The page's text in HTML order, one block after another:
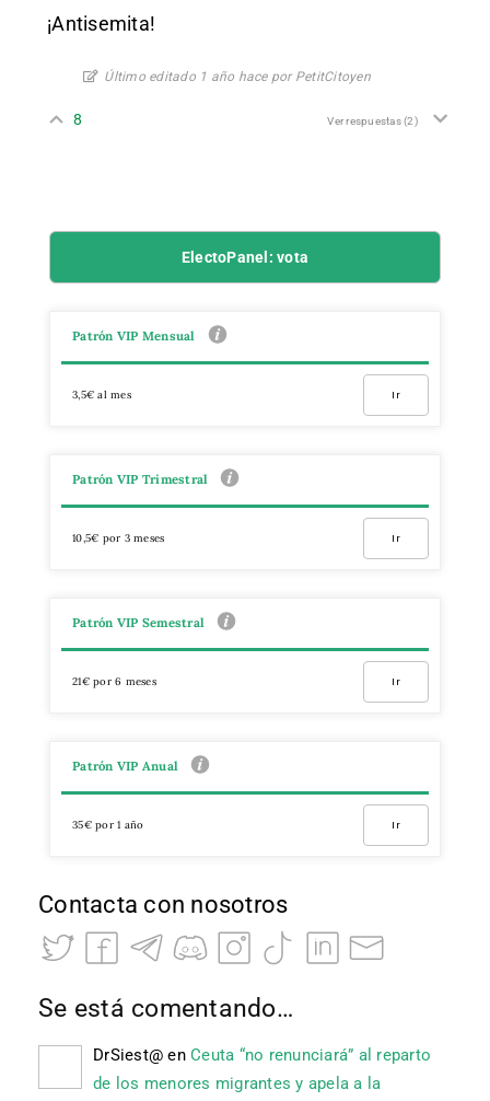
¡Antisemita!
Último editado 1 año hace por PetitCitoyen
8 Ver respuestas(2)
ElectoPanel: vota
Patrón VIP Mensual
3,5€ al mes Ir
Patrón VIP Trimestral
10,5€ por 3 meses Ir
Patrón VIP Semestral
21€ por 6 meses Ir
Patrón VIP Anual
35€ por 1 año Ir
Contacta con nosotros
Se está comentando…
DrSiest@ en Ceuta “no renunciará” al reparto
de los menores migrantes y apela a la